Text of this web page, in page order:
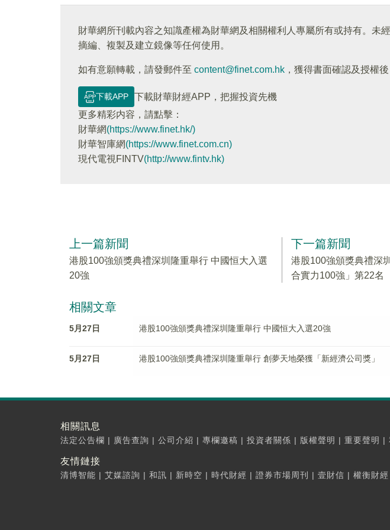
財華網所刊載內容之知識產權為財華網及相關權利人專屬所有或持有。未
摘編、複製及建立鏡像等任何使用。
如有意願轉載，請發郵件至 content@finet.com.hk ，獲得書面確認及授權後
下載APP
下載財華財經APP，把握投資先機
更多精彩内容，請點擊：
財華網(https://www.finet.hk/)
財華智庫網(https://www.finet.com.cn)
現代電視FINTV(http://www.fintv.hk)
上一篇新聞
港股100強頒獎典禮深圳隆重舉行 中國恒大入選
20強
下一篇新聞
港股100強頒獎典禮深
合實力100強」第22名
相關文章
5月27日 港股100強頒獎典禮深圳隆重舉行 中國恒大入選20強
5月27日 港股100強頒獎典禮深圳隆重舉行 創夢天地榮獲「新經濟公司獎」
相關訊息
法定公告欄 | 廣告查詢 | 公司介紹 | 專欄邀稿 | 投資者關係 | 版權聲明 | 重要聲明 |
友情鏈接
清博智能 | 艾媒諮詢 | 和訊 | 新時空 | 時代財經 | 證券市場周刊 | 壹財信 | 權衡財經